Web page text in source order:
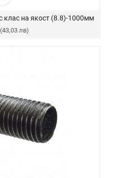
на якост (8.8)-1000мм
(43,03 лв)